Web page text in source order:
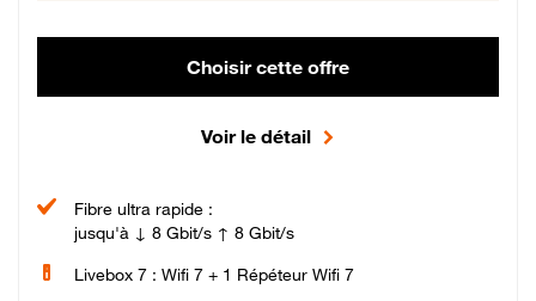
Choisir cette offre
Voir le détail
Fibre ultra rapide :
jusqu'à ↓ 8 Gbit/s ↑ 8 Gbit/s
Livebox 7 : Wifi 7 + 1 Répéteur Wifi 7